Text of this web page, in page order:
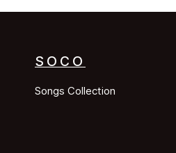
SOCO
Songs Collection